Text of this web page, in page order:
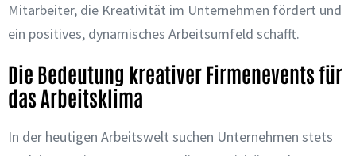
Mitarbeiter, die Kreativität im Unternehmen fördert und
ein positives, dynamisches Arbeitsumfeld schafft.
Die Bedeutung kreativer Firmenevents für
das Arbeitsklima
In der heutigen Arbeitswelt suchen Unternehmen stets